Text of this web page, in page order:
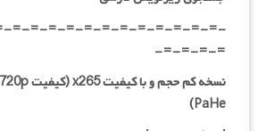
=-=-=-=-=-=-=-=-=-=-=-=-
=-=-=-=-
PaHe)